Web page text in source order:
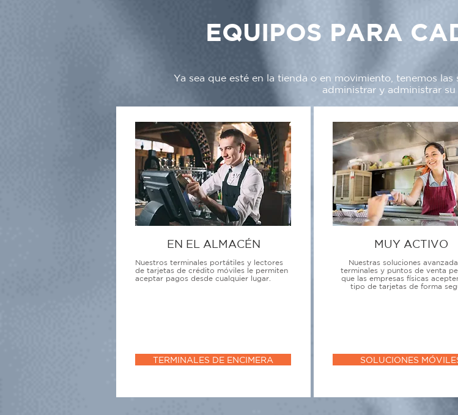
EQUIPOS PARA
Ya sea que esté en la tienda o en movimiento, tenemos
administrar y administrar su
EN EL ALMACÉN
Nuestros terminales portátiles y lectores
de tarjetas de crédito móviles le permiten
aceptar pagos desde cualquier lugar.
TERMINALES DE ENCIMERA
MUY ACTIVO
Nuestras soluciones
terminales y puntos de venta
que las empresas físicas
tipo de tarjetas de forma
SOLUCIONES